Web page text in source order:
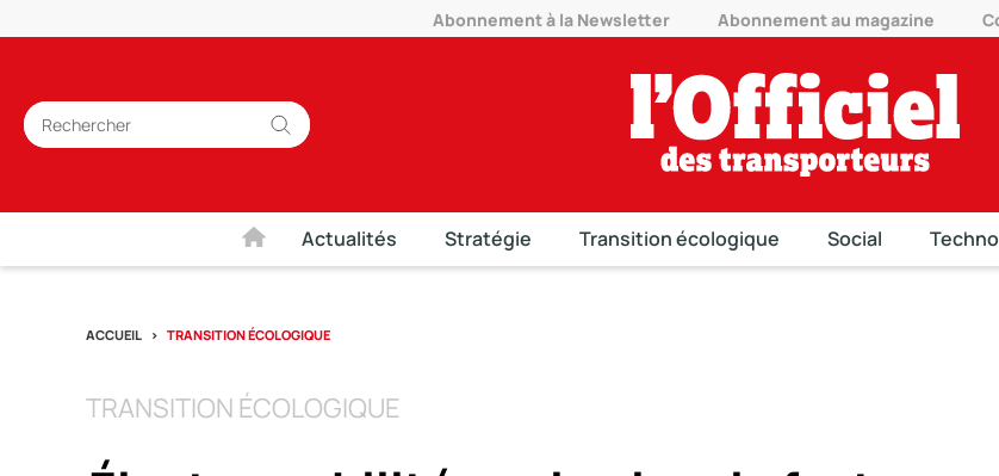
Abonnement à la Newsletter Abonnement au magazine
Actualités Stratégie Transition écologique Social
ACCUEIL TRANSITION ÉCOLOGIQUE
TRANSITION ÉCOLOGIQUE